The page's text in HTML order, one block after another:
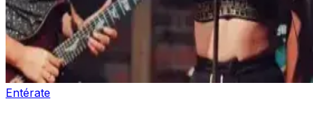
Entérate